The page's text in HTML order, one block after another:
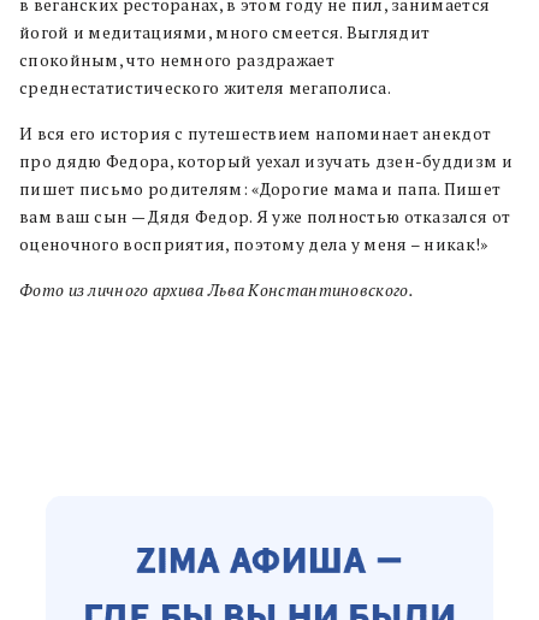
в веганских ресторанах, в этом году не пил, занимается
йогой и медитациями, много смеется. Выглядит
спокойным, что немного раздражает
среднестатистического жителя мегаполиса.
И вся его история с путешествием напоминает анекдот
про дядю Федора, который уехал изучать дзен-буддизм и
пишет письмо родителям: «Дорогие мама и папа. Пишет
вам ваш сын — Дядя Федор. Я уже полностью отказался от
оценочного восприятия, поэтому дела у меня – никак!»
Фото из личного архива ЛьваКонстантиновского.